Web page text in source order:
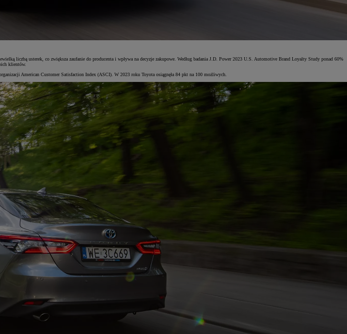
liczbą usterek, co zwiększa zaufanie do producenta i wpływa na decyzje zakupowe. Według badania J.D. Power 2023 U.S. Automotive Brand Loyalty Study ponad 60%
klientów.
American Customer Satisfaction Index (ASCI). W 2023 roku Toyota osiągnęła 84 pkt na 100 możliwych.